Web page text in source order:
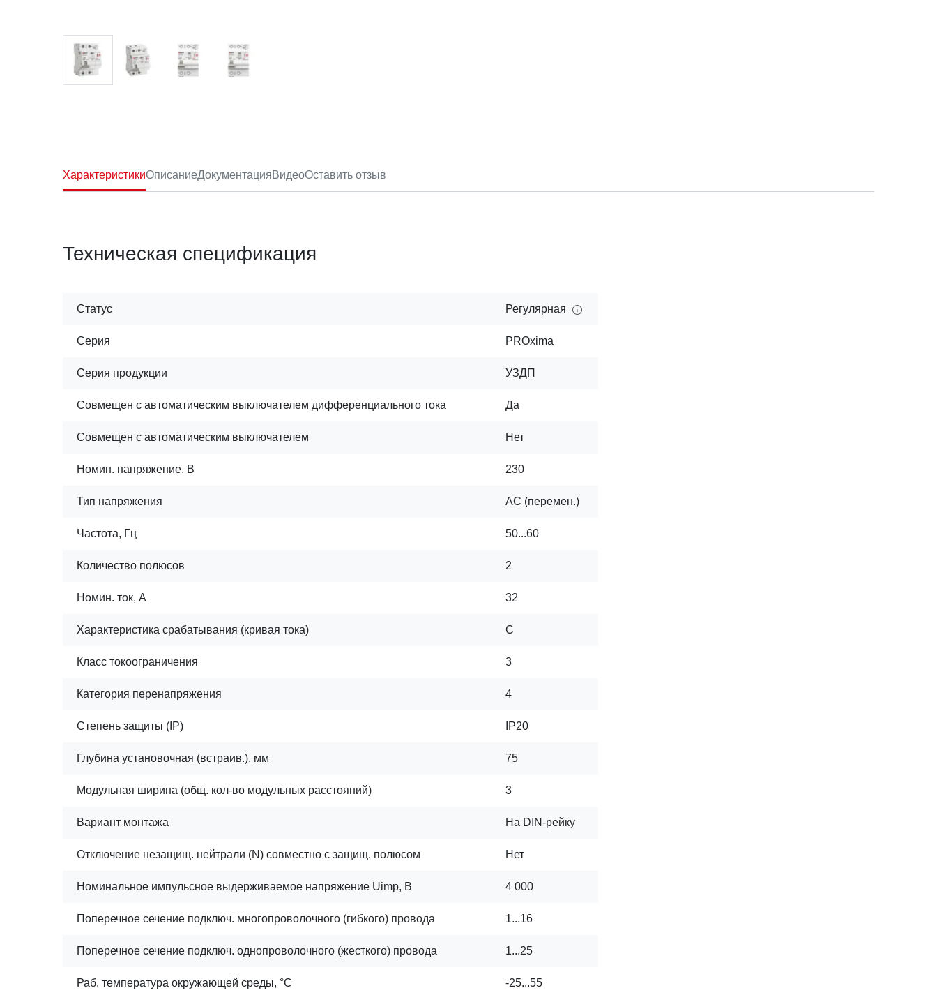
ХарактеристикиОписаниеДокументацияВидеоОставить отзыв
Техническая спецификация
Статус Регулярная
Серия PROxima
Серия продукции УЗДП
Совмещен с автоматическим выключателем дифференциального тока Да
Совмещен с автоматическим выключателем Нет
Номин. напряжение, В 230
Тип напряжения AC (перемен.)
Частота, Гц 50...60
Количество полюсов 2
Номин. ток, А 32
Характеристика срабатывания (кривая тока) C
Класс токоограничения 3
Категория перенапряжения 4
Степень защиты (IP) IP20
Глубина установочная (встраив.), мм 75
Модульная ширина (общ. кол-во модульных расстояний) 3
Вариант монтажа На DIN-рейку
Отключение незащищ. нейтрали (N) совместно с защищ. полюсом Нет
Номинальное импульсное выдерживаемое напряжение Uimp, В 4 000
Поперечное сечение подключ. многопроволочного (гибкого) провода 1...16
Поперечное сечение подключ. однопроволочного (жесткого) провода 1...25
Раб. температура окружающей среды, °C -25...55